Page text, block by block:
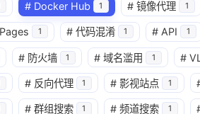
# Docker Hub 1 # 镜像代理 1
1 # 代码混淆 1 # API 1
# 防火墙 1 # 域名滥用 1 #
# 反向代理 1 # 影视站点 1
# 群组搜索 1 # 频道搜索 1